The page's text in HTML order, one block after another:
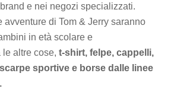
e nei negozi specializzati.
avventure di Tom & Jerry saranno
in età scolare e
le altre cose, t-shirt, felpe, cappelli,
sportive e borse dalle linee